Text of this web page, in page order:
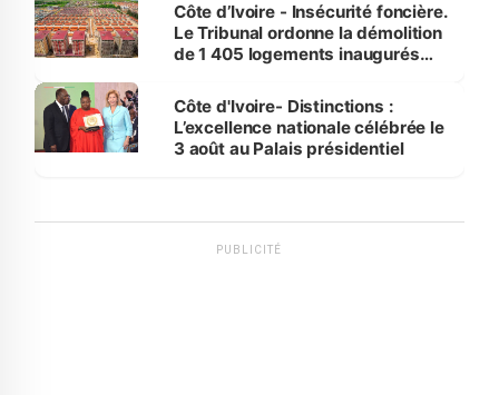
Côte d’Ivoire - Insécurité foncière.
Le Tribunal ordonne la démolition
de 1 405 logements inaugurés
Bassam
Côte d'Ivoire- Distinctions :
L’excellence nationale célébrée le
3 août au Palais présidentiel
PUBLICITÉ